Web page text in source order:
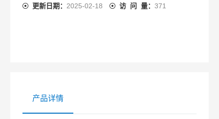
更新日期： 2025-02-18 访 问 量： 371
产品详情